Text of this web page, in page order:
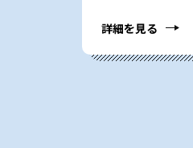
詳細を見る